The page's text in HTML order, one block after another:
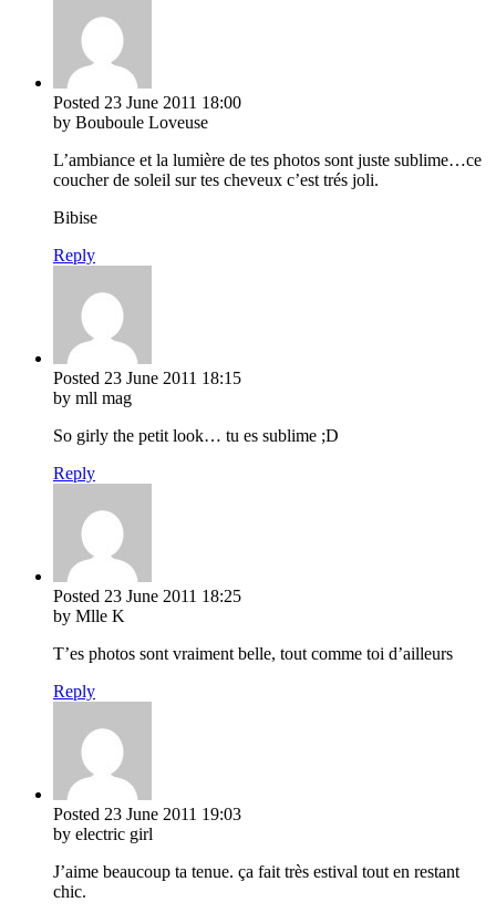
Posted 23 June 2011 18:00
by Bouboule Loveuse
L’ambiance et la lumière de tes photos sont juste sublime…ce
coucher de soleil sur tes cheveux c’est trés joli.
Bibise
Reply
Posted 23 June 2011 18:15
by mll mag
So girly the petit look… tu es sublime ;D
Reply
Posted 23 June 2011 18:25
by Mlle K
T’es photos sont vraiment belle, tout comme toi d’ailleurs
Reply
Posted 23 June 2011 19:03
by electric girl
J’aime beaucoup ta tenue. ça fait très estival tout en restant
chic.